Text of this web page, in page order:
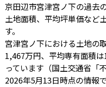
京田辺市宮津宮ノ下の過去
土地面積、平均坪単価など
す。
宮津宮ノ下における土地の
1,467万円、 平均専有面積
っています（国土交通省「
2026年5月13日時点の情報で